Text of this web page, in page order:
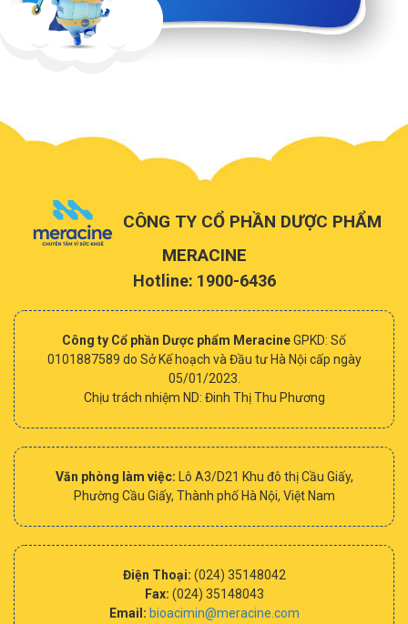
CÔNG TY CỔ PHẦN DƯỢC PHẨM
MERACINE
Hotline: 1900-6436
Công ty Cổ phần Dược phẩm MeracineGPKD: Số
0101887589 do Sở Kế hoạch và Đầu tư Hà Nội cấp ngày
05/01/2023.
Chịu trách nhiệm ND: Đinh Thị Thu Phương
Văn phòng làm việc:
Lô A3/D21 Khu đô thị Cầu Giấy,
Phường Cầu Giấy, Thành phố Hà Nội, Việt Nam
Điện Thoại: (024) 35148042
Fax: (024) 35148043
Email: bioacimin@meracine.com